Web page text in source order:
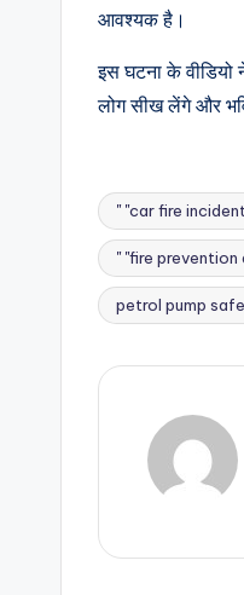
आवश्यक है।
इस घटना के वीडियो
लोग सीख लेंगे और
Tags:
" "car fire incident
" "fire
petrol pump